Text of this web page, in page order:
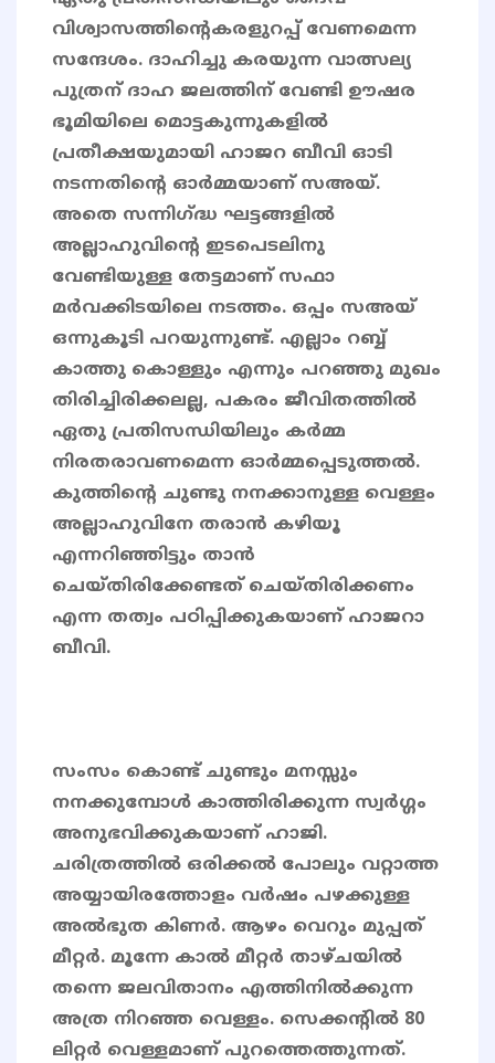
വിശ്വാസത്തിന്‍റെകരളുറപ്പ് വേണമെന്ന
സന്ദേശം. ദാഹിച്ചു കരയുന്ന വാത്സല്യ
പുത്രന് ദാഹ ജലത്തിന് വേണ്ടി ഊഷര
ഭൂമിയിലെ മൊട്ടകുന്നുകളിൽ
പ്രതീക്ഷയുമായി ഹാജറ ബീവി ഓടി
നടന്നതിന്‍റെ ഓർമ്മയാണ് സഅയ്.
അതെ സന്നിഗ്ദ്ധ ഘട്ടങ്ങളിൽ
അല്ലാഹുവിന്റെ ഇടപെടലിനു
വേണ്ടിയുള്ള തേട്ടമാണ് സഫാ
മർവക്കിടയിലെ നടത്തം. ഒപ്പം സഅയ്
ഒന്നുകൂടി പറയുന്നുണ്ട്. എല്ലാം റബ്ബ്
കാത്തു കൊള്ളും എന്നും പറഞ്ഞു മുഖം
തിരിച്ചിരിക്കലല്ല, പകരം ജീവിതത്തിൽ
ഏതു പ്രതിസന്ധിയിലും കർമ്മ
നിരതരാവണമെന്ന ഓർമ്മപ്പെടുത്തൽ.
കുത്തിന്റെ ചുണ്ടു നനക്കാനുള്ള വെള്ളം
അല്ലാഹുവിനേ തരാൻ കഴിയൂ
എന്നറിഞ്ഞിട്ടും താൻ
ചെയ്തിരിക്കേണ്ടത് ചെയ്തിരിക്കണം
എന്ന തത്വം പഠിപ്പിക്കുകയാണ് ഹാജറാ
ബീവി.
സംസം കൊണ്ട് ചുണ്ടും മനസ്സും
നനക്കുമ്പോൾ കാത്തിരിക്കുന്ന സ്വർഗ്ഗം
അനുഭവിക്കുകയാണ് ഹാജി.
ചരിത്രത്തില്‍ ഒരിക്കല്‍ പോലും വറ്റാത്ത
അയ്യായിരത്തോളം വർഷം പഴക്കുള്ള
അൽഭുത കിണര്‍. ആഴം വെറും മുപ്പത്
മീറ്റര്‍. മൂന്നേ കാല്‍ മീറ്റര്‍ താഴ്ചയില്‍
തന്നെ ജലവിതാനം എത്തിനിൽക്കുന്ന
അത്ര നിറഞ്ഞ വെള്ളം. സെക്കന്റില്‍ 80
ലിറ്റര്‍ വെള്ളമാണ് പുറത്തെത്തുന്നത്.